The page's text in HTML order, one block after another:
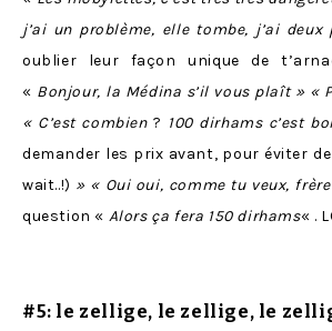
j’ai un problème, elle tombe, j’ai deux
oublier leur façon unique de
« Bonjour, la Médina s’il vous plaît » «
« C’est combien? 100 dirhams c’est
demander les prix avant, pour éviter
wait..!) » « Oui oui, comme tu veux,
question « Alors ça fera 150 dirhams« .
#5: le zellige, le zellige, le